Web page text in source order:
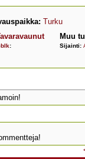
Turku
:
Muu
Sijainti: